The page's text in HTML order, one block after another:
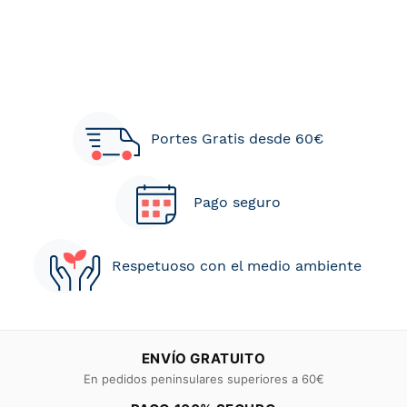
Portes Gratis desde 60€
Pago seguro
Respetuoso con el medio ambiente
ENVÍO GRATUITO
En pedidos peninsulares superiores a 60€